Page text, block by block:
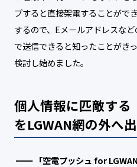
プすると直接架電することがで
するので、Eメールアドレスな
で送信できると知ったことがき
検討し始めました。
個人情報に匹敵する
をLGWAN網の外へ
「空電プッシュ for